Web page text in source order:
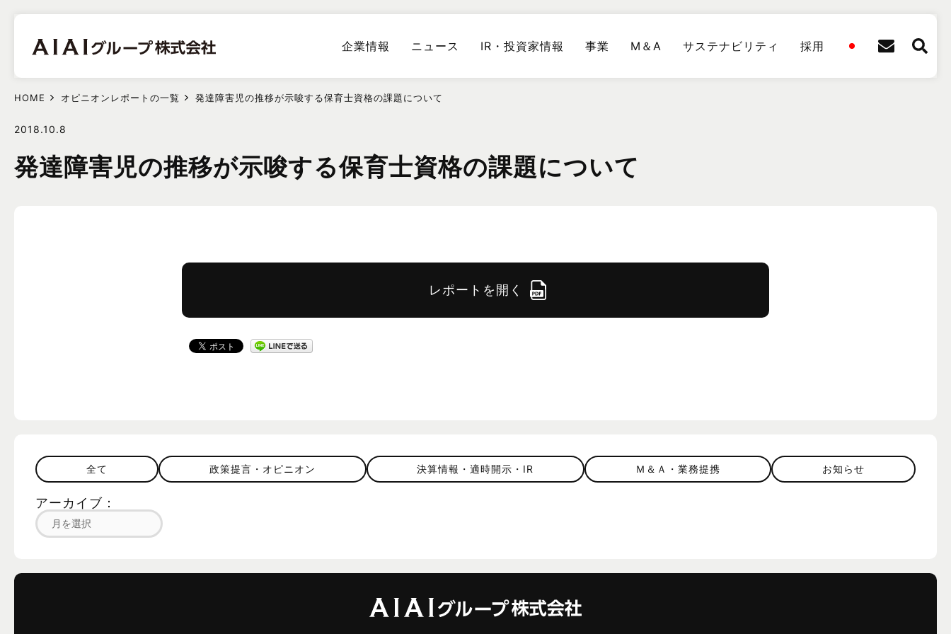
企業情報 ニュース IR・投資家情報 事業 M＆A サステナビリティ 採用
HOME オピニオンレポートの一覧 発達障害児の推移が示唆する保育士資格の課題について
2018.10.8
発達障害児の推移が示唆する保育士資格の課題について
レポートを開く
全て 政策提言・オピニオン 決算情報・適時開示・IR Ｍ＆Ａ・業務提携 お知らせ
アーカイブ：